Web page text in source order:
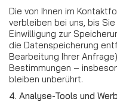
Die von Ihnen im
verbleiben bei uns, bis
Einwilligung zur
die Datenspeicherung
Bearbeitung Ihrer
Bestimmungen –
bleiben unberührt.
4. Analyse-Tools und